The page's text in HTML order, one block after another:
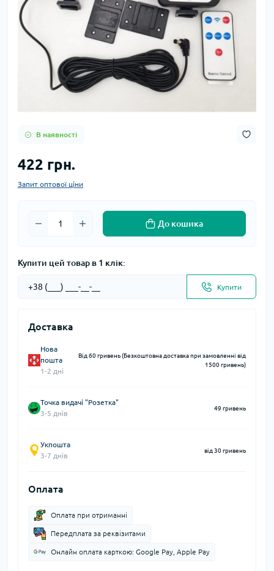
В наявності
422 грн.
Запит оптової ціни
До кошика
Купити цей товар в 1 клік:
Купити
Доставка
Нова
пошта
1-2 дні
Від 60 гривень (Безкоштовна доставка при замовленні від
1500 гривень)
Точка видачі "Розетка"
3-5 днів
49 гривень
Укпошта
3-7 днів
від 30 гривень
Оплата
Оплата при отриманні
Передплата за реквізитами
Онлайн оплата карткою: Google Pay, Apple Pay